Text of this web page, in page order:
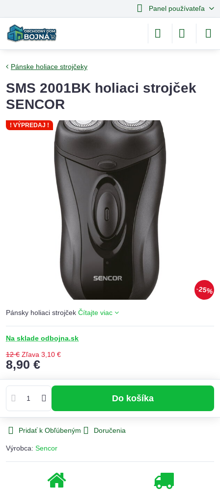
Panel používateľa
! VÝPREDAJ !
25%
Pánske holiace strojčeky
SMS 2001BK holiaci strojček
SENCOR
Pánsky holiaci strojček Čítajte viac
Na sklade odbojna.sk
12 € Zľava 3,10 €
8,90 €
Do košíka
Pridať k Obľúbeným Doručenia
Výrobca: Sencor